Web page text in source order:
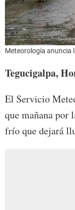
Meteorología anuncia
Tegucigalpa,
El Servicio
que mañana por
frío que dejará